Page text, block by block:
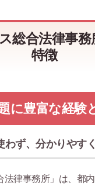
総合法律事務
特徴
に豊富な経験
わず、分かりやす
法律事務所」は、都